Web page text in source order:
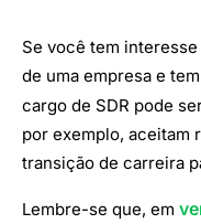
Se você tem
de uma empresa e
cargo de SDR pode
por exemplo, aceitam
transição de carreira
Lembre-se que, em